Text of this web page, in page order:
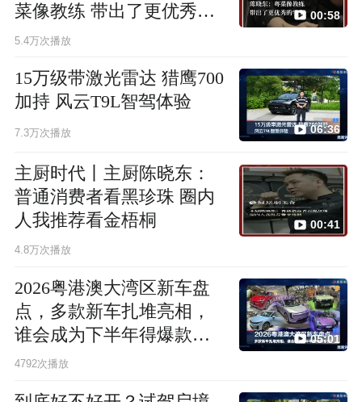
菜像教练 带出了更优秀的
学生
5.4万次播放
00:58
15万级带激光雷达 猎鹰700
加持 风云T9L智驾体验
7.3万次播放 06:36
主厨时代丨主厨陈晓东：
普通消费者看黑珍珠 圈内
人我推荐看金梧桐
4.8万次播放
00:41
2026粤港澳大湾区新车盘
点，多款新车扎堆亮相，
谁会成为下半年得爆款车
型？
4792次播放
05:01